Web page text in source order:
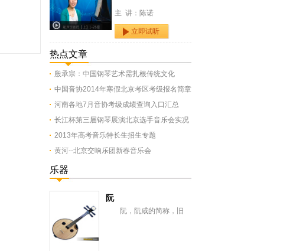
主 讲：陈诺
立即试听
热点文章
殷承宗：中国钢琴艺术需扎根传统文化
中国音协2014年寒假北京考区考级报名简章
河南各地7月音协考级成绩查询入口汇总
长江杯第三届钢琴展演北京选手音乐会实况
2013年高考音乐特长生招生专题
黄河--北京交响乐团新春音乐会
乐器
阮
阮，阮咸的简称，旧